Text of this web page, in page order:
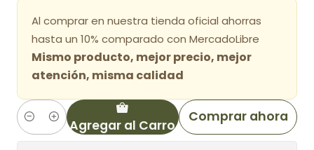
Al comprar en nuestra tienda oficial ahorras
hasta un 10% comparado con MercadoLibre
Mismo producto, mejor precio, mejor
atención, misma calidad
Cantidad Agregar al Carro
Comprar ahora